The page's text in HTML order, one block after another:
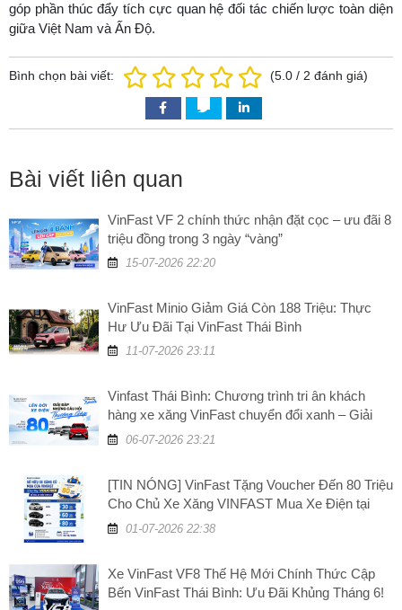
góp phần thúc đẩy tích cực quan hệ đối tác chiến lược toàn diện
giữa Việt Nam và Ấn Độ.
Bình chọn bài viết: (5.0 / 2 đánh giá)
Bài viết liên quan
VinFast VF 2 chính thức nhận đặt cọc – ưu đãi 8
triệu đồng trong 3 ngày “vàng”
15-07-2026 22:20
VinFast Minio Giảm Giá Còn 188 Triệu: Thực
Hư Ưu Đãi Tại VinFast Thái Bình
11-07-2026 23:11
Vinfast Thái Bình: Chương trình tri ân khách
hàng xe xăng VinFast chuyển đổi xanh – Giải
đáp những câu hỏi thường gặp
06-07-2026 23:21
[TIN NÓNG] VinFast Tặng Voucher Đến 80 Triệu
Cho Chủ Xe Xăng VINFAST Mua Xe Điện tại
VinFast Thái Bình
01-07-2026 22:38
Xe VinFast VF8 Thế Hệ Mới Chính Thức Cập
Bến VinFast Thái Bình: Ưu Đãi Khủng Tháng 6!